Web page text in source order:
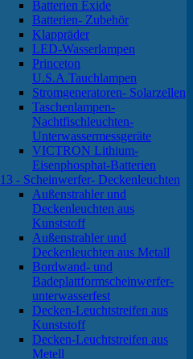
Batterien Exide
Batterien- Zubehör
Klappräder
LED-Wasserlampen
Princeton
U.S.A.Tauchlampen
Stromgeneratoren- Solarzellen
Taschenlampen-
Nachtfischleuchten-
Unterwassermessgeräte
VICTRON Lithium-
Eisenphosphat-Batterien
13 - Scheinwerfer- Deckenleuchten
Außenstrahler und
Deckenleuchten aus
Kunststoff
Außenstrahler und
Deckenleuchten aus Metall
Bordwand- und
Badeplattformscheinwerfer-
unterwasserfest
Decken-Leuchtstreifen aus
Kunststoff
Decken-Leuchtstreifen aus
Metell